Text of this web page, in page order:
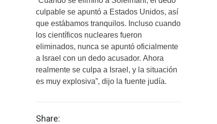
culpable se apuntó a Estados Unidos, así
que estábamos tranquilos. Incluso cuando
los científicos nucleares fueron
eliminados, nunca se apuntó oficialmente
a Israel con un dedo acusador. Ahora
realmente se culpa a Israel, y la situación
es muy explosiva”, dijo la fuente judía.
Share: